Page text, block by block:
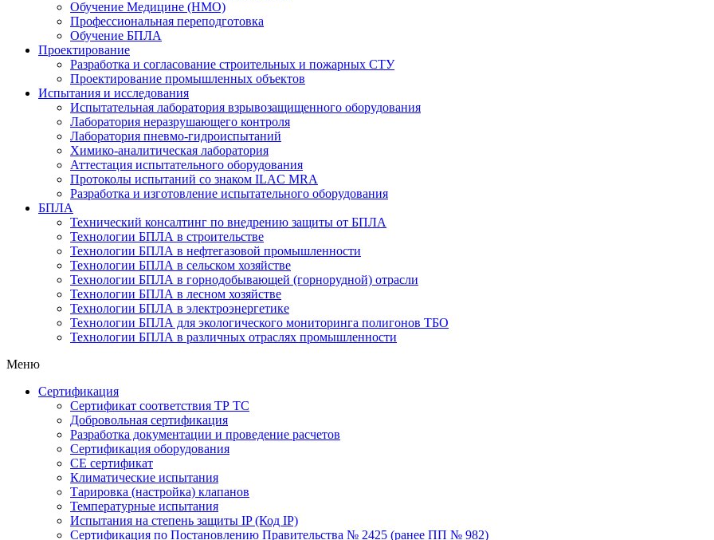
Обучение Медицине (НМО)
Профессиональная переподготовка
Обучение БПЛА
Проектирование
Разработка и согласование строительных и пожарных СТУ
Проектирование промышленных объектов
Испытания и исследования
Испытательная лаборатория взрывозащищенного оборудования
Лаборатория неразрушающего контроля
Лаборатория пневмо-гидроиспытаний
Химико-аналитическая лаборатория
Аттестация испытательного оборудования
Протоколы испытаний со знаком ILAC MRA
Разработка и изготовление испытательного оборудования
БПЛА
Технический консалтинг по внедрению защиты от БПЛА
Технологии БПЛА в строительстве
Технологии БПЛА в нефтегазовой промышленности
Технологии БПЛА в сельском хозяйстве
Технологии БПЛА в горнодобывающей (горнорудной) отрасли
Технологии БПЛА в лесном хозяйстве
Технологии БПЛА в электроэнергетике
Технологии БПЛА для экологического мониторинга полигонов ТБО
Технологии БПЛА в различных отраслях промышленности
Меню
Сертификация
Cертификат соответствия ТР ТС
Добровольная сертификация
Разработка документации и проведение расчетов
Сертификация оборудования
CE cертификат
Климатические испытания
Тарировка (настройка) клапанов
Температурные испытания
Испытания на степень защиты IP (Код IP)
Сертификация по Постановлению Правительства № 2425 (ранее ПП № 982)